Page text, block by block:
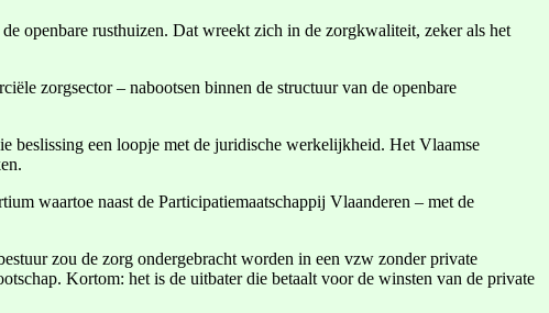
openbare rusthuizen. Dat wreekt zich in de zorgkwaliteit, zeker als het
zorgsector – nabootsen binnen de structuur van de openbare
beslissing een loopje met de juridische werkelijkheid. Het Vlaamse
waartoe naast de Participatiemaatschappij Vlaanderen – met de
zou de zorg ondergebracht worden in een vzw zonder private
Kortom: het is de uitbater die betaalt voor de winsten van de private